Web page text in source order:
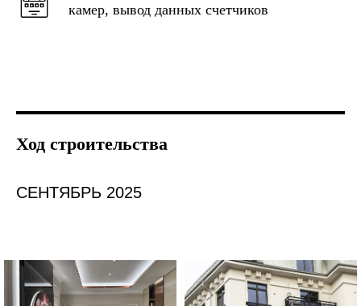
камер, вывод данных счетчиков
Ход строительства
СЕНТЯБРЬ 2025